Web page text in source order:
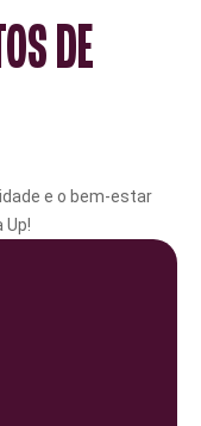
DE
e o bem-estar